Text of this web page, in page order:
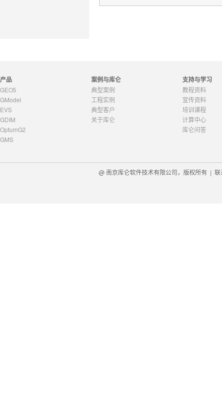
产品
GEO5
GModel
EVS
GDIM
OptumG2
GMS
案例与库仑
典型案例
工程实例
典型客户
关于库仑
支持与学习
教程资料
宣传资料
培训课程
计算中心
库仑问答
@ 南京库仑软件技术有限公司，版权所有 | 联